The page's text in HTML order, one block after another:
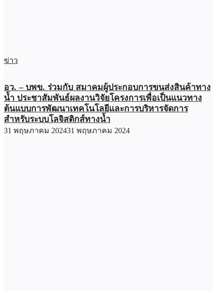
ข่าว
อว. – บพข. ร่วมกับ สมาคมผู้ประกอบการขนส่งสินค้าทาง
น้ำ ประชาสัมพันธ์ผลงานวิจัยโครงการเพื่อเป็นแนวทาง
ต้นแบบการพัฒนาเทคโนโลยีและการบริหารจัดการ
สำหรับระบบโลจิสติกส์ทางน้ำ
31 พฤษภาคม 202431 พฤษภาคม 2024